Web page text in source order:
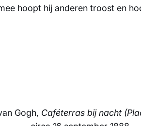
hoopt hij anderen troost en
Gogh, Caféterras bij nacht